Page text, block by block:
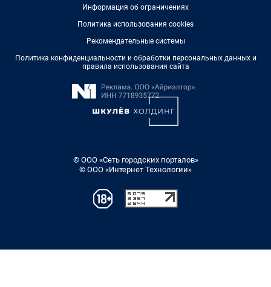
Информация об ограничениях
Политика использования cookies
Рекомендательные системы
Политика конфиденциальности и обработки персональных данных и
правила использования сайта
© ООО «Сеть городских порталов»
© ООО «Интернет Технологии»